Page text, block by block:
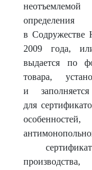
определения
в Содружестве
2009 года,
выдается по
товара,
и
для